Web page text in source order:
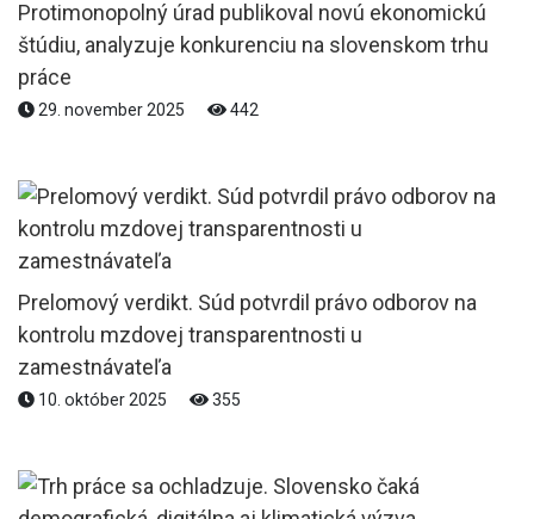
Protimonopolný úrad publikoval novú ekonomickú
štúdiu, analyzuje konkurenciu na slovenskom trhu
práce
29. november 2025 442
Prelomový verdikt. Súd potvrdil právo odborov na
kontrolu mzdovej transparentnosti u
zamestnávateľa
10. október 2025 355